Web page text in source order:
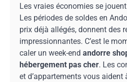
Les vraies économies se
Les périodes de soldes en
prix déjà allégés, donnent des
impressionnantes. C’est le
caler un week-end andorre
hébergement pas cher. Les
et d’appartements vous aident